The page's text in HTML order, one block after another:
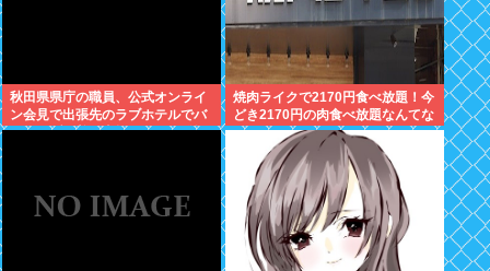
秋田県県庁の職員、公式オンライ
ン会見で出張先のラブホテルでバ
スローブを着て喫煙しながら登場
焼肉ライクで2170円食べ放題！今
どき2170円の肉食べ放題なんてな
いぞ！